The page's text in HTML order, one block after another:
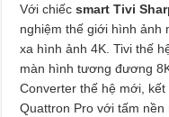
Với chiếcsmart Tivi
nghiệm thế giới hình ảnh
xa hình ảnh 4K. Tivi thế
màn hình tương đương
Converter thế hệ mới,
Quattron Pro với tấm